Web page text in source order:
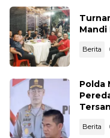
Mandi
Berita
Polda
Berita